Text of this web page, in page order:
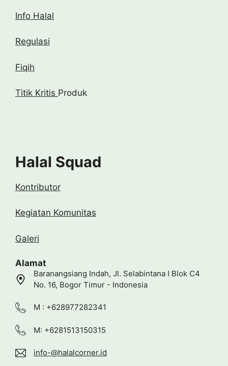
Info Halal
Regulasi
Fiqih
Titik Kritis Produk
Halal Squad
Kontributor
Kegiatan Komunitas
Galeri
Alamat
Baranangsiang Indah, Jl. Selabintana I Blok C4
No. 16, Bogor Timur - Indonesia
M : +628977282341
M: +6281513150315
info-@halalcorner.id